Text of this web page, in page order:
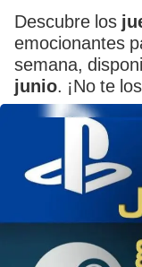
Descubre los
emocionantes
semana,
junio. ¡No te